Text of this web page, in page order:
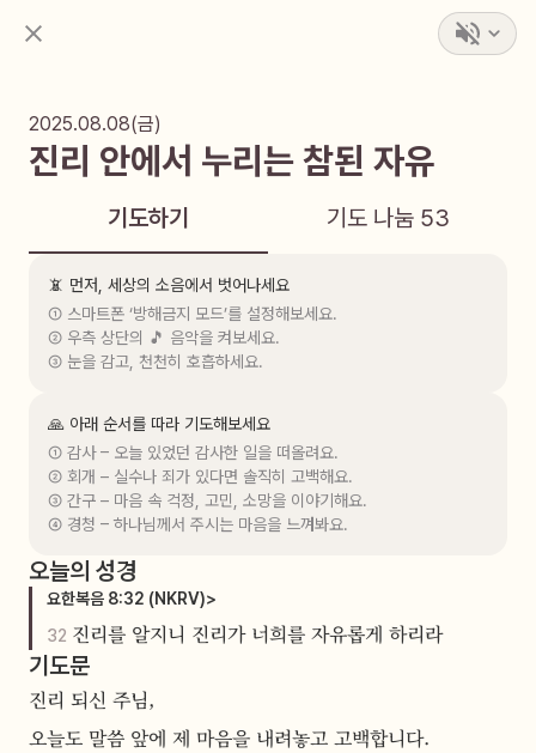
2025.08.08(금)
진리 안에서 누리는 참된 자유
기도하기 기도 나눔 53
📵 먼저, 세상의 소음에서 벗어나세요
① 스마트폰 ‘방해금지 모드’를 설정해보세요.
② 우측 상단의 🎵 음악을 켜보세요.
③ 눈을 감고, 천천히 호흡하세요.
🙏 아래 순서를 따라 기도해보세요
① 감사 – 오늘 있었던 감사한 일을 떠올려요.
② 회개 – 실수나 죄가 있다면 솔직히 고백해요.
③ 간구 – 마음 속 걱정, 고민, 소망을 이야기해요.
④ 경청 – 하나님께서 주시는 마음을 느껴봐요.
오늘의 성경
요한복음 8:32 (NKRV)>
32 진리를 알지니 진리가 너희를 자유롭게 하리라
기도문
진리 되신 주님,
오늘도 말씀 앞에 제 마음을 내려놓고 고백합니다.